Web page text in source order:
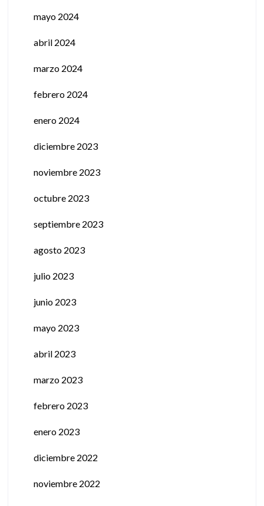
mayo 2024
abril 2024
marzo 2024
febrero 2024
enero 2024
diciembre 2023
noviembre 2023
octubre 2023
septiembre 2023
agosto 2023
julio 2023
junio 2023
mayo 2023
abril 2023
marzo 2023
febrero 2023
enero 2023
diciembre 2022
noviembre 2022